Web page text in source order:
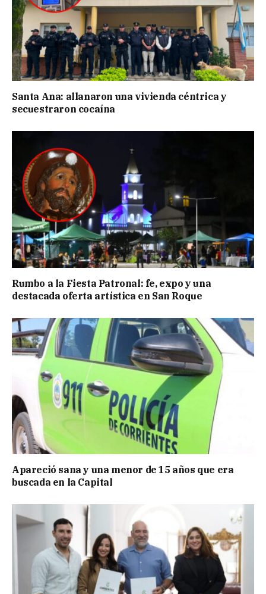
Santa Ana: allanaron una vivienda céntrica y
secuestraron cocaína
Rumbo a la Fiesta Patronal: fe, expo y una
destacada oferta artística en San Roque
Apareció sana y una menor de 15 años que era
buscada en la Capital